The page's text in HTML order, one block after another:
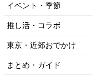
イベント・季節
推し活・コラボ
東京・近郊おでかけ
まとめ・ガイド